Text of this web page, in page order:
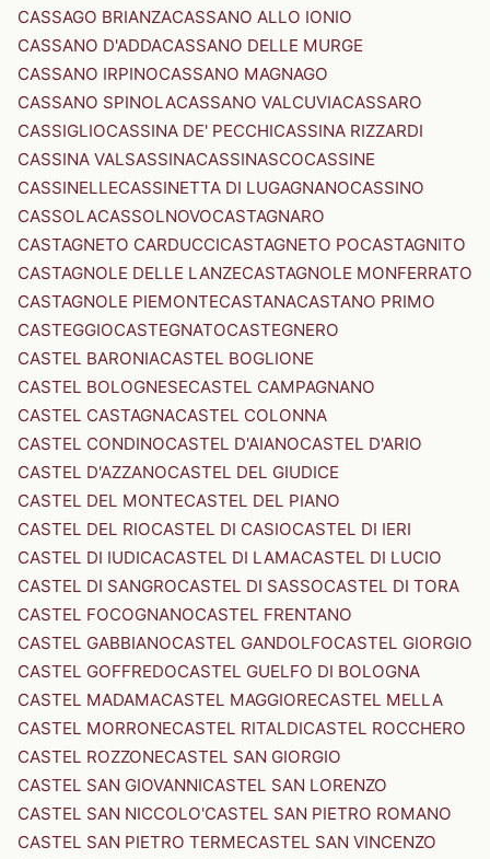
CASSAGO BRIANZACASSANO ALLO IONIO
CASSANO D'ADDACASSANO DELLE MURGE
CASSANO IRPINOCASSANO MAGNAGO
CASSANO SPINOLACASSANO VALCUVIACASSARO
CASSIGLIOCASSINA DE' PECCHICASSINA RIZZARDI
CASSINA VALSASSINACASSINASCOCASSINE
CASSINELLECASSINETTA DI LUGAGNANOCASSINO
CASSOLACASSOLNOVOCASTAGNARO
CASTAGNETO CARDUCCICASTAGNETO POCASTAGNITO
CASTAGNOLE DELLE LANZECASTAGNOLE MONFERRATO
CASTAGNOLE PIEMONTECASTANACASTANO PRIMO
CASTEGGIOCASTEGNATOCASTEGNERO
CASTEL BARONIACASTEL BOGLIONE
CASTEL BOLOGNESECASTEL CAMPAGNANO
CASTEL CASTAGNACASTEL COLONNA
CASTEL CONDINOCASTEL D'AIANOCASTEL D'ARIO
CASTEL D'AZZANOCASTEL DEL GIUDICE
CASTEL DEL MONTECASTEL DEL PIANO
CASTEL DEL RIOCASTEL DI CASIOCASTEL DI IERI
CASTEL DI IUDICACASTEL DI LAMACASTEL DI LUCIO
CASTEL DI SANGROCASTEL DI SASSOCASTEL DI TORA
CASTEL FOCOGNANOCASTEL FRENTANO
CASTEL GABBIANOCASTEL GANDOLFOCASTEL GIORGIO
CASTEL GOFFREDOCASTEL GUELFO DI BOLOGNA
CASTEL MADAMACASTEL MAGGIORECASTEL MELLA
CASTEL MORRONECASTEL RITALDICASTEL ROCCHERO
CASTEL ROZZONECASTEL SAN GIORGIO
CASTEL SAN GIOVANNICASTEL SAN LORENZO
CASTEL SAN NICCOLO'CASTEL SAN PIETRO ROMANO
CASTEL SAN PIETRO TERMECASTEL SAN VINCENZO